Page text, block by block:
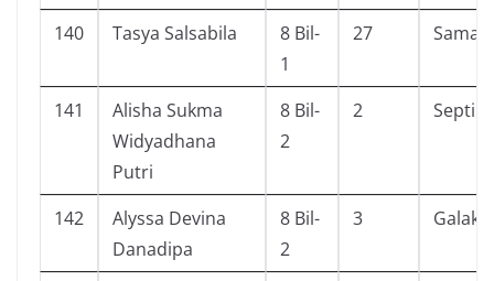
140
Tasya Salsabila
8 Bil-
1
27
141
Alisha Sukma
Widyadhana
Putri
8 Bil-
2
2
142
Alyssa Devina
Danadipa
8 Bil-
2
3 Galaksi